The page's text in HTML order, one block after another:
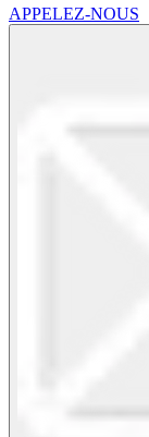
APPELEZ-NOUS